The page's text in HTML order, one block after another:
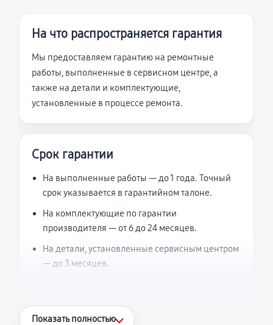
На что распространяется гарантия
Мы предоставляем гарантию на ремонтные
работы, выполненные в сервисном центре, а
также на детали и комплектующие,
установленные в процессе ремонта.
Срок гарантии
На выполненные работы — до 1 года. Точный
срок указывается в гарантийном талоне.
На комплектующие по гарантии
производителя — от 6 до 24 месяцев.
На детали, установленные сервисным центром
— до 3 месяцев.
Что считается гарантийным случаем
Показать полностью